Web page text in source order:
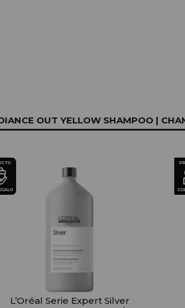
OUT YELLOW SHAMPOO |
L’Oréal Serie Expert Silver